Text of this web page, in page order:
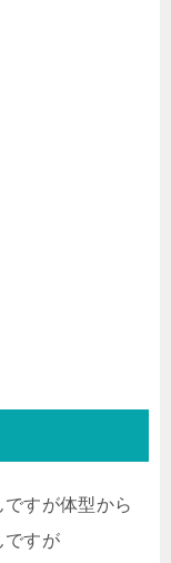
すが体型から
ですが